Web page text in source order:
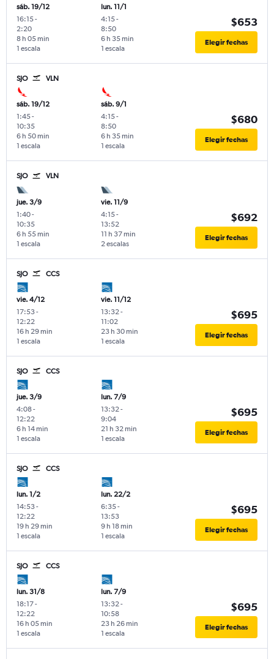
sáb. 19/12
16:15-
2:20
1 escala
8 h 05 min
lun. 11/1
4:15-
8:50
1 escala
6 h 35 min
$653
Elegir fechas
SJO VLN
sáb. 19/12
1:45-
10:35
1 escala
6 h 50 min
sáb. 9/1
4:15-
8:50
1 escala
6 h 35 min
$680
Elegir fechas
SJO VLN
jue. 3/9
1:40-
10:35
1 escala
6 h 55 min
vie. 11/9
4:15-
13:52
2 escalas
11 h 37 min
$692
Elegir fechas
SJO CCS
vie. 4/12
17:53-
12:22
1 escala
16 h 29 min
vie. 11/12
13:32 -
11:02
1 escala
23 h 30 min
$695
Elegir fechas
SJO CCS
jue. 3/9
4:08-
12:22
1 escala
6 h 14 min
lun. 7/9
13:32 -
9:04
1 escala
21 h 32 min
$695
Elegir fechas
SJO CCS
lun. 1/2
14:53-
12:22
1 escala
19 h 29 min
lun. 22/2
6:35-
13:53
1 escala
9 h 18 min
$695
Elegir fechas
SJO CCS
lun. 31/8
18:17-
12:22
1 escala
16 h 05 min
lun. 7/9
13:32-
10:58
1 escala
23 h 26 min
$695
Elegir fechas